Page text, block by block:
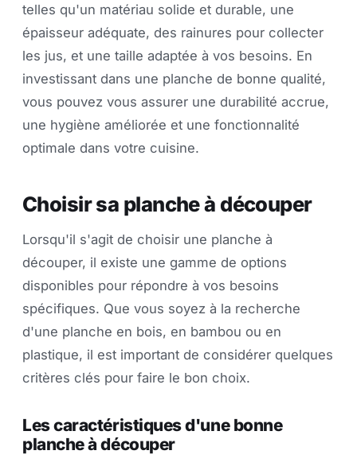
telles qu'un matériau solide et durable, une
épaisseur adéquate, des rainures pour collecter
les jus, et une taille adaptée à vos besoins. En
investissant dans une planche de bonne qualité,
vous pouvez vous assurer une durabilité accrue,
une hygiène améliorée et une fonctionnalité
optimale dans votre cuisine.
Choisir sa planche à découper
Lorsqu'il s'agit de choisir une planche à
découper, il existe une gamme de options
disponibles pour répondre à vos besoins
spécifiques. Que vous soyez à la recherche
d'une planche en bois, en bambou ou en
plastique, il est important de considérer quelques
critères clés pour faire le bon choix.
Les caractéristiques d'une bonne
planche à découper